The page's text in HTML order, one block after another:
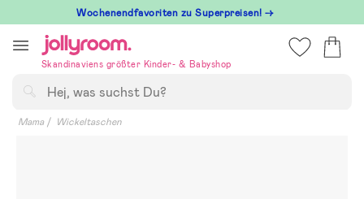
till
innehållet
Wochenendfavoriten zu Superpreisen! →
Skandinaviens größter Kinder- & Babyshop
Mama Wickeltaschen